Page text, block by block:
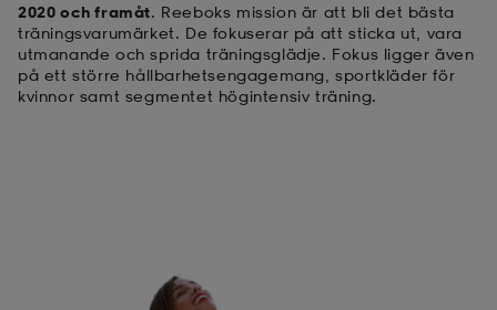
2020 och framåt. Reeboks mission är att bli det bästa
träningsvarumärket. De fokuserar på att sticka ut, vara
utmanande och sprida träningsglädje. Fokus ligger även
på ett större hållbarhetsengagemang, sportkläder för
kvinnor samt segmentet högintensiv träning.